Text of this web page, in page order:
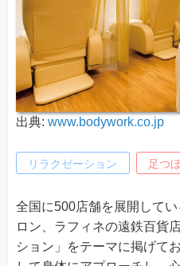
出典: www.bodywork.co.jp
リラクゼーション 足つ
全国に500店舗を展開して
ロン、ラフィネの遠鉄百貨
ション」をテーマに掲げて